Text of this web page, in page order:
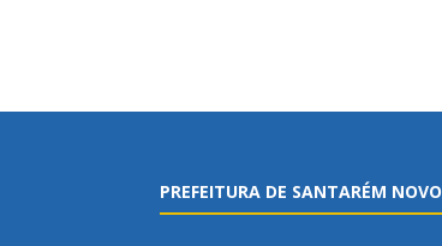
PREFEITURA DE SANTARÉM NOVO